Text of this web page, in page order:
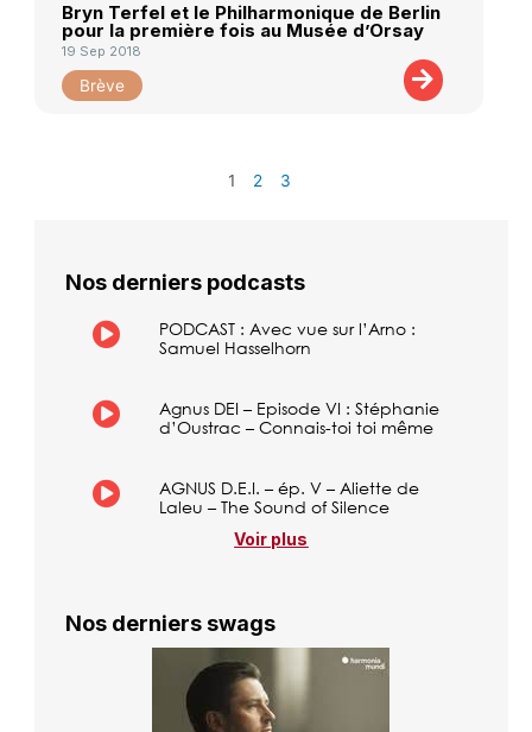
Bryn Terfel et le Philharmonique de Berlin
pour la première fois au Musée d’Orsay
19 Sep 2018
Brève
1 2 3
Nos derniers podcasts
PODCAST : Avec vue sur l’Arno :
Samuel Hasselhorn
Agnus DEI – Episode VI : Stéphanie
d’Oustrac – Connais-toi toi même
AGNUS D.E.I. – ép. V – Aliette de
Laleu – The Sound of Silence
Voir plus
Nos derniers swags